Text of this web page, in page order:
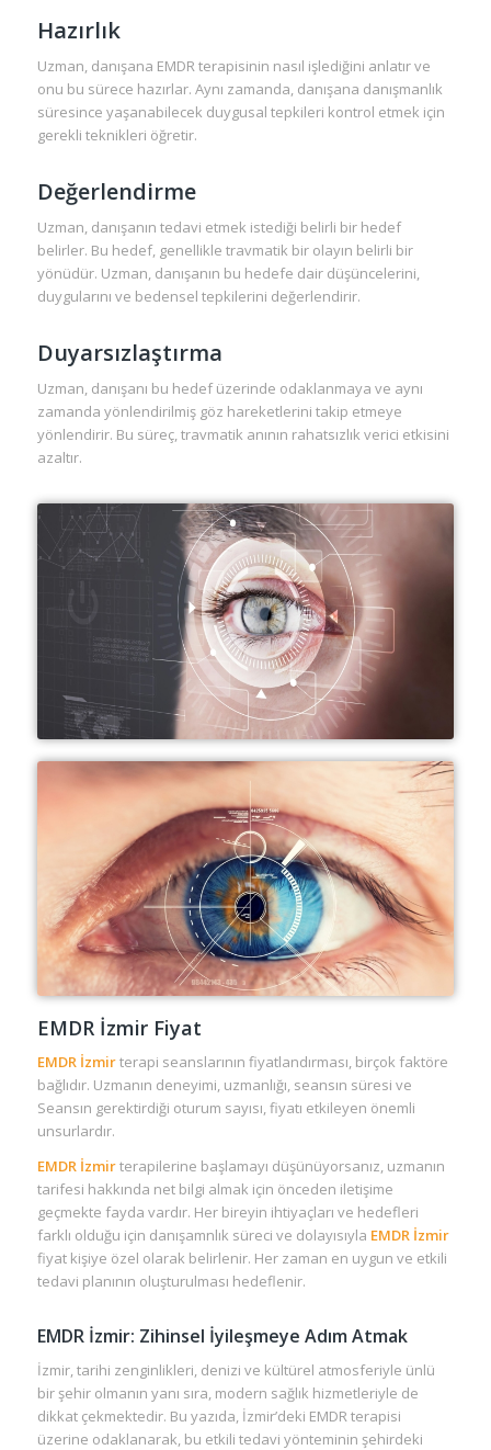
Hazırlık
Uzman, danışana EMDR terapisinin nasıl işlediğini anlatır ve
onu bu sürece hazırlar. Aynı zamanda, danışana danışmanlık
süresince yaşanabilecek duygusal tepkileri kontrol etmek için
gerekli teknikleri öğretir.
Değerlendirme
Uzman, danışanın tedavi etmek istediği belirli bir hedef
belirler. Bu hedef, genellikle travmatik bir olayın belirli bir
yönüdür. Uzman, danışanın bu hedefe dair düşüncelerini,
duygularını ve bedensel tepkilerini değerlendirir.
Duyarsızlaştırma
Uzman, danışanı bu hedef üzerinde odaklanmaya ve aynı
zamanda yönlendirilmiş göz hareketlerini takip etmeye
yönlendirir. Bu süreç, travmatik anının rahatsızlık verici etkisini
azaltır.
EMDR İzmir Fiyat
EMDR İzmirterapi seanslarının fiyatlandırması, birçok faktöre
bağlıdır. Uzmanın deneyimi, uzmanlığı, seansın süresi ve
Seansın gerektirdiği oturum sayısı, fiyatı etkileyen önemli
unsurlardır.
EMDR İzmirterapilerine başlamayı düşünüyorsanız, uzmanın
tarifesi hakkında net bilgi almak için önceden iletişime
geçmekte fayda vardır. Her bireyin ihtiyaçları ve hedefleri
farklı olduğu için danışamnlık süreci ve dolayısıyla EMDR İzmir
fiyat kişiye özel olarak belirlenir. Her zaman en uygun ve etkili
tedavi planının oluşturulması hedeflenir.
EMDR İzmir: Zihinsel İyileşmeye Adım Atmak
İzmir, tarihi zenginlikleri, denizi ve kültürel atmosferiyle ünlü
bir şehir olmanın yanı sıra, modern sağlık hizmetleriyle de
dikkat çekmektedir. Bu yazıda, İzmir’deki EMDR terapisi
üzerine odaklanarak, bu etkili tedavi yönteminin şehirdeki